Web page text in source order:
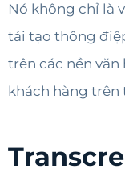
Nó không chỉ là
tái tạo thông
trên các nền văn
khách hàng trên